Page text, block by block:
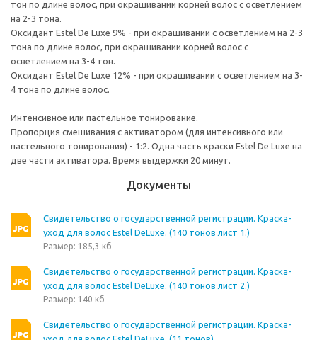
тон по длине волос, при окрашивании корней волос с осветлением
на 2-3 тона.
Оксидант Estel De Luxe 9% - при окрашивании с осветлением на 2-3
тона по длине волос, при окрашивании корней волос с
осветлением на 3-4 тон.
Оксидант Estel De Luxe 12% - при окрашивании с осветлением на 3-
4 тона по длине волос.
Интенсивное или пастельное тонирование.
Пропорция смешивания с активатором (для интенсивного или
пастельного тонирования) - 1:2. Одна часть краски Estel De Luxe на
две части активатора. Время выдержки 20 минут.
Документы
Свидетельство о государственной регистрации. Краска-
уход для волос Estel DeLuxe. (140 тонов лист 1.)
Размер: 185,3 кб
Свидетельство о государственной регистрации. Краска-
уход для волос Estel DeLuxe. (140 тонов лист 2.)
Размер: 140 кб
Свидетельство о государственной регистрации. Краска-